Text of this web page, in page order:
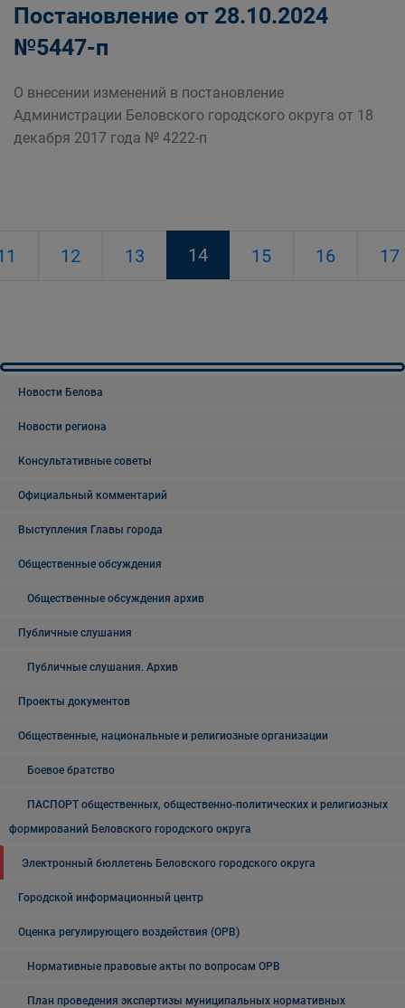
Постановление от 28.10.2024
№5447-п
О внесении изменений в постановление
Администрации Беловского городского округа от 18
декабря 2017 года № 4222-п
12 13 14 15 16 17
Новости Белова
Новости региона
Консультативные советы
Официальный комментарий
Выступления Главы города
Общественные обсуждения
Общественные обсуждения архив
Публичные слушания
Публичные слушания. Архив
Проекты документов
Общественные, национальные и религиозные организации
Боевое братство
ПАСПОРТ общественных, общественно-политических и религиозных
формирований Беловского городского округа
Электронный бюллетень Беловского городского округа
Городской информационный центр
Оценка регулирующего воздействия (ОРВ)
Нормативные правовые акты по вопросам ОРВ
План проведения экспертизы муниципальных нормативных